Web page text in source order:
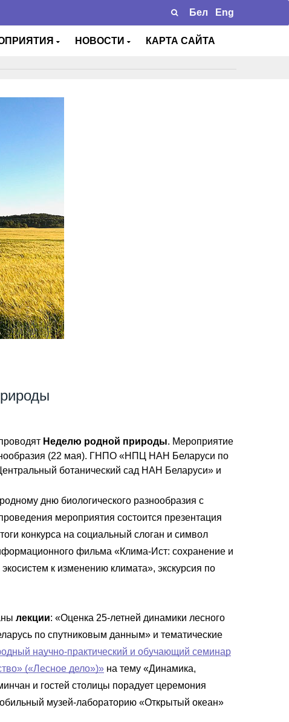
Бел Eng
НОВОСТИ КАРТА САЙТА
Неделю родной природы. Мероприятие
(22 мая). ГНПО «НПЦ НАН Беларуси по
ботанический сад НАН Беларуси» и
дню биологического разнообразия с
мероприятия состоится презентация
конкурса на социальный слоган и символ
фильма «Клима-Ист: сохранение и
к изменению климата», экскурсия по
лекции: «Оценка 25-летней динамики лесного
по спутниковым данным» и тематические
научно-практический и обучающий семинар
(«Лесное дело»)» на тему «Динамика,
и гостей столицы порадует церемония
музей-лабораторию «Открытый океан»